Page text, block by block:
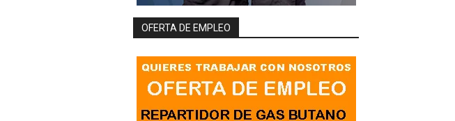
OFERTA DE EMPLEO